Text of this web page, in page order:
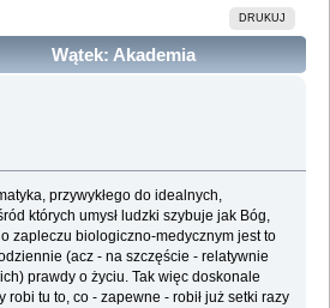
DRUKUJ
Wątek: Akademia
Przemienienia] (Przeczytany
przywykłego do idealnych,
których umysł ludzki szybuje jak Bóg,
zapleczu biologiczno-medycznym jest to
(acz - na szczęście - relatywnie
prawdy o życiu. Tak więc doskonale
robi tu to, co - zapewne - robił już setki razy